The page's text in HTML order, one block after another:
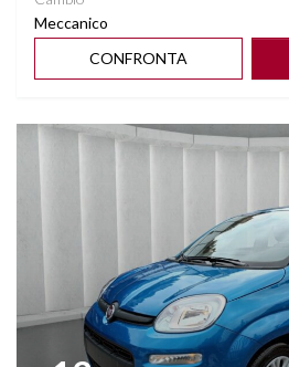
Meccanico
CONFRONTA
Vedi dettagli